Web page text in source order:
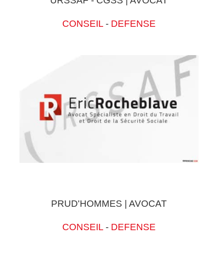
CONSEIL - DEFENSE
PRUD'HOMMES | AVOCAT
CONSEIL - DEFENSE